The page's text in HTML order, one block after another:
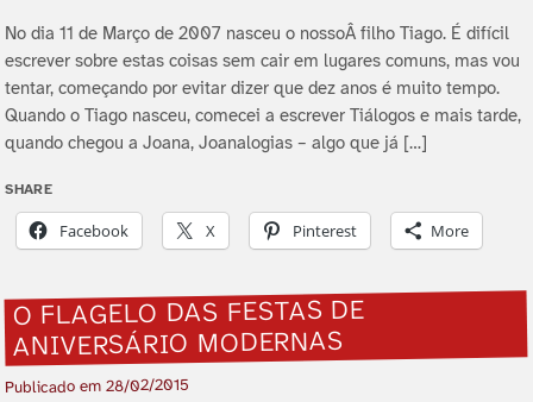
No dia 11 de Março de 2007 nasceu o nossoÂ filho Tiago. É difí­cil
escrever sobre estas coisas sem cair em lugares comuns, mas vou
tentar, começando por evitar dizer que dez anos é muito tempo.
Quando o Tiago nasceu, comecei a escrever Tiálogos e mais tarde,
quando chegou a Joana, Joanalogias – algo que já […]
SHARE
Facebook X Pinterest More
O FLAGELO DAS FESTAS DE
ANIVERSÁRIO MODERNAS
Publicado em28/02/2015